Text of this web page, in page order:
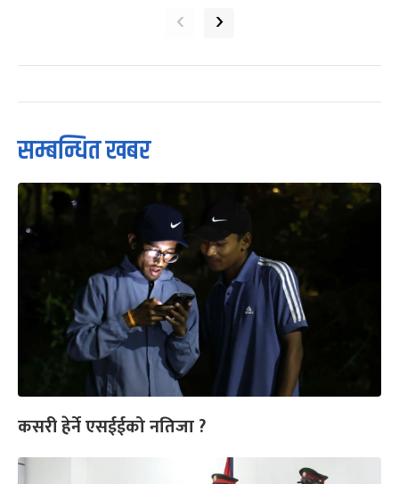
‹ ›
सम्बन्धित खबर
कसरी हेर्ने एसईईको नतिजा ?